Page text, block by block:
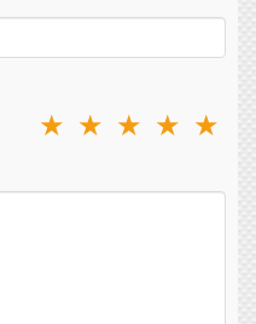
★
★
★
★
★